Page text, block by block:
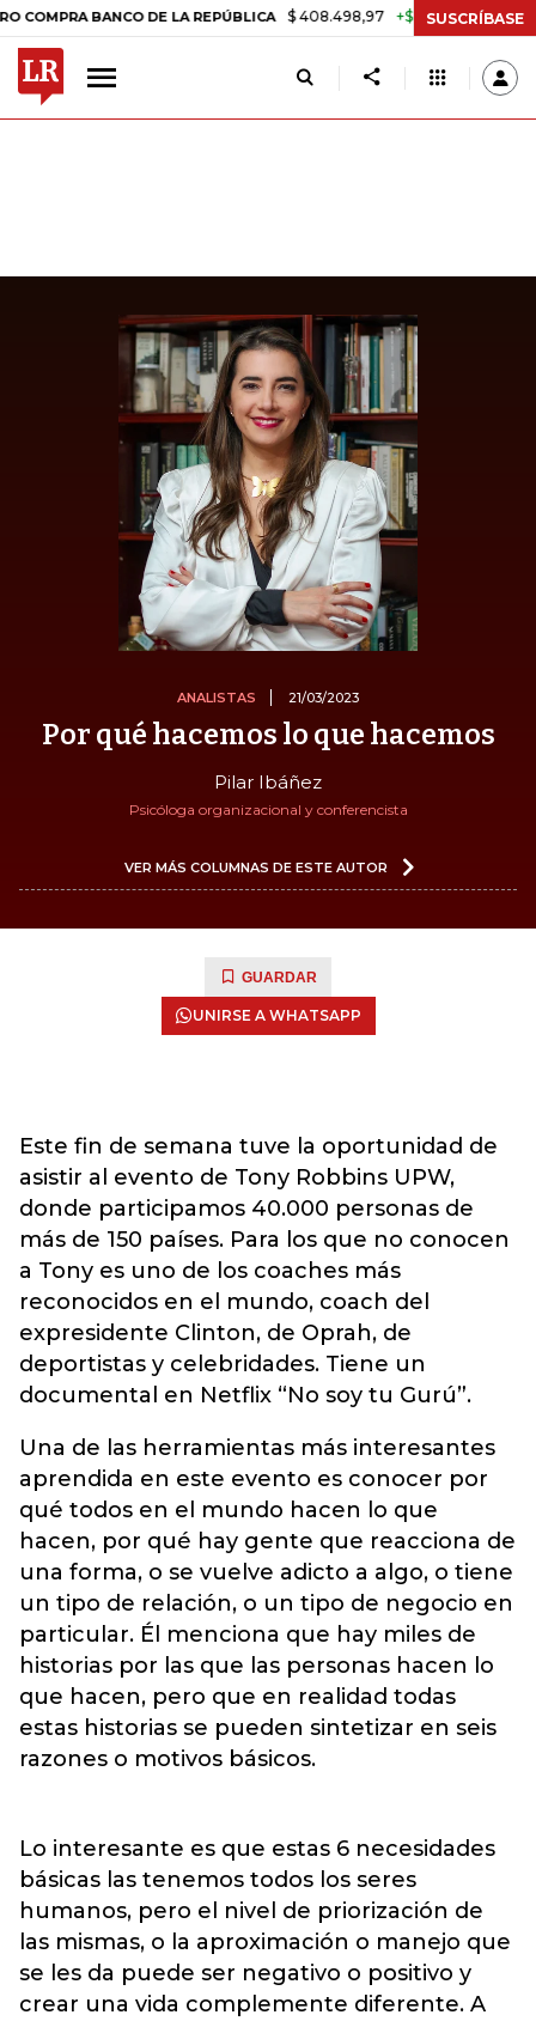
BANCO DE LA REPÚBLICA $ 408.498,97 +$ 8.753,81 +2,19%
SUSCRÍBASE
ANALISTAS 21/03/2023
Por qué hacemos lo que hacemos
Pilar Ibáñez
Psicóloga organizacional y conferencista
VER MÁS COLUMNAS DE ESTE AUTOR
GUARDAR
UNIRSE A WHATSAPP
Este fin de semana tuve la oportunidad de
asistir al evento de Tony Robbins UPW,
donde participamos 40.000 personas de
más de 150 países. Para los que no conocen
a Tony es uno de los coaches más
reconocidos en el mundo, coach del
expresidente Clinton, de Oprah, de
deportistas y celebridades. Tiene un
documental en Netflix “No soy tu Gurú”.
Una de las herramientas más interesantes
aprendida en este evento es conocer por
qué todos en el mundo hacen lo que
hacen, por qué hay gente que reacciona de
una forma, o se vuelve adicto a algo, o tiene
un tipo de relación, o un tipo de negocio en
particular. Él menciona que hay miles de
historias por las que las personas hacen lo
que hacen, pero que en realidad todas
estas historias se pueden sintetizar en seis
razones o motivos básicos.
Lo interesante es que estas 6 necesidades
básicas las tenemos todos los seres
humanos, pero el nivel de priorización de
las mismas, o la aproximación o manejo que
se les da puede ser negativo o positivo y
crear una vida complemente diferente. A